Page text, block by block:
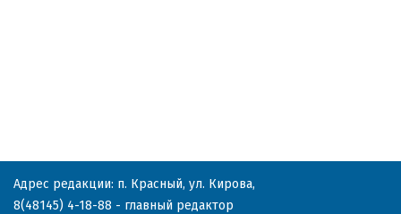
Адрес редакции: п. Красный, ул. Кирова,
8(48145) 4-18-88 - главный редактор